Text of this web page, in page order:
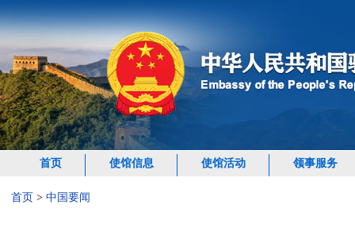
首页 使馆信息 使馆活动 领事服务
首页 > 中国要闻